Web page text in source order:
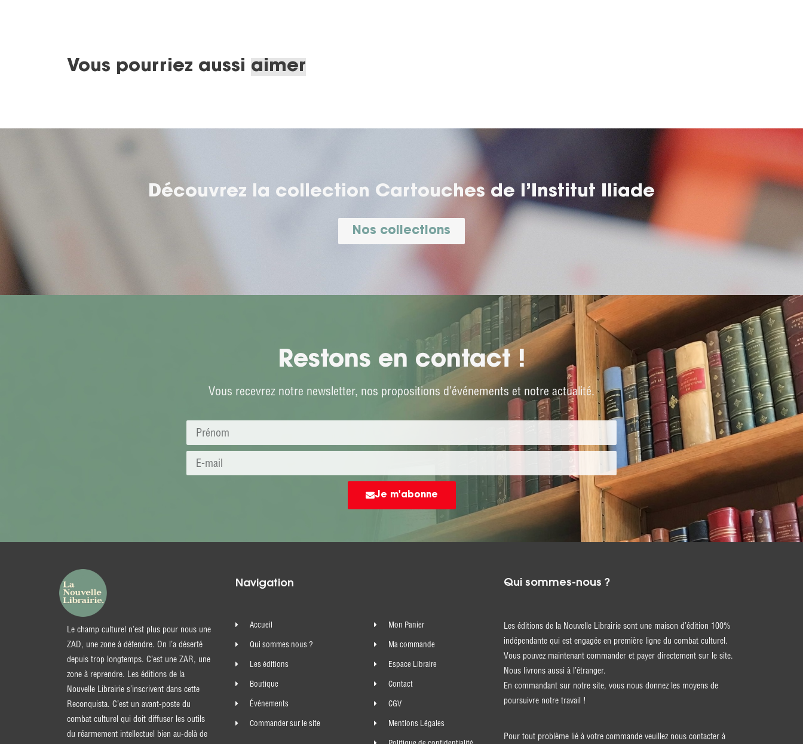
Vous pourriez aussi aimer
Découvrez la collection Cartouches de l’Institut Iliade
Nos collections
Restons en contact !
Vous recevrez notre newsletter, nos propositions d’événements et notre actualité.
Je m'abonne
Le champ culturel n’est plus pour nous une
ZAD, une zone à défendre. On l’a déserté
depuis trop longtemps. C’est une ZAR, une
zone à reprendre. Les éditions de la
Nouvelle Librairie s’inscrivent dans cette
Reconquista. C’est un avant-poste du
combat culturel qui doit diffuser les outils
du réarmement intellectuel bien au-delà de
Navigation
Accueil
Qui sommes nous ?
Les éditions
Boutique
Événements
Commander sur le site
Mon Panier
Ma commande
Espace Libraire
Contact
CGV
Mentions Légales
Qui sommes-nous ?
Les éditions de la Nouvelle Librairie sont une maison d’édition 100%
indépendante qui est engagée en première ligne du combat culturel.
Vous pouvez maintenant commander et payer directement sur le site.
Nous livrons aussi à l’étranger.
En commandant sur notre site, vous nous donnez les moyens de
poursuivre notre travail !
Pour tout problème lié à votre commande veuillez nous contacter à